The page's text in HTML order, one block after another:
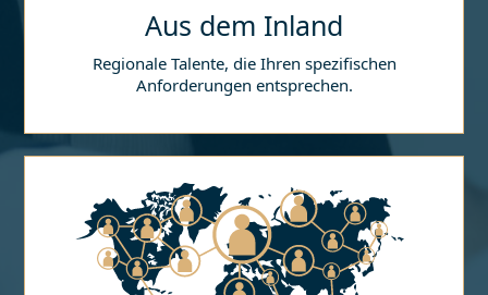
Aus dem Inland
Regionale Talente, die Ihren spezifischen
Anforderungen entsprechen.